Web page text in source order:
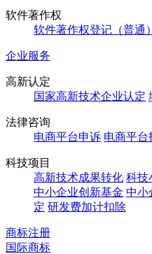
软件著作权
软件著作权登记（普通）
企业服务
高新认定
国家高新技术企业认定
法律咨询
电商平台申诉 电商平台
科技项目
高新技术成果转化 科技
中小企业创新基金 中小
定 研发费加计扣除
商标注册
国际商标